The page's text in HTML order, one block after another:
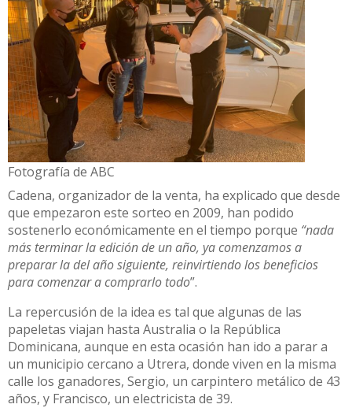
Fotografía de ABC
Cadena, organizador de la venta, ha explicado que desde
que empezaron este sorteo en 2009, han podido
sostenerlo económicamente en el tiempo porque “nada
más terminar la edición de un año, ya comenzamos a
preparar la del año siguiente, reinvirtiendo los beneficios
para comenzar a comprarlo todo”.
La repercusión de la idea es tal que algunas de las
papeletas viajan hasta Australia o la República
Dominicana, aunque en esta ocasión han ido a parar a
un municipio cercano a Utrera, donde viven en la misma
calle los ganadores, Sergio, un carpintero metálico de 43
años, y Francisco, un electricista de 39.